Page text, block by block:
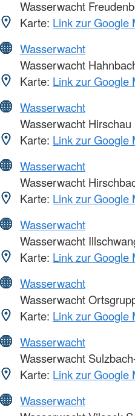
Wasserwacht
Karte: Link zur Google
Wasserwacht
Wasserwacht
Karte: Link zur Google
Wasserwacht
Wasserwacht Hirschau
Karte: Link zur Google
Wasserwacht
Wasserwacht
Karte: Link zur Google
Wasserwacht
Wasserwacht
Karte: Link zur Google
Wasserwacht
Wasserwacht
Karte: Link zur Google
Wasserwacht
Wasserwacht
Karte: Link zur Google
Wasserwacht